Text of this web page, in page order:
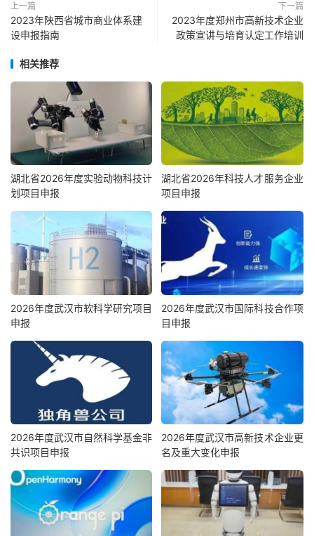
上一篇
2023年陕西省城市商业体系建
设申报指南
下一篇
2023年度郑州市高新技术企业
政策宣讲与培育认定工作培训
相关推荐
湖北省2026年度实验动物科技计
划项目申报
湖北省2026年科技人才服务企业
项目申报
2026年度武汉市软科学研究项目
申报
2026年度武汉市国际科技合作项
目申报
2026年度武汉市自然科学基金非
共识项目申报
2026年度武汉市高新技术企业更
名及重大变化申报